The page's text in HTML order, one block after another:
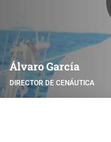
Álvaro García
DIRECTOR DE CENÁUTICA